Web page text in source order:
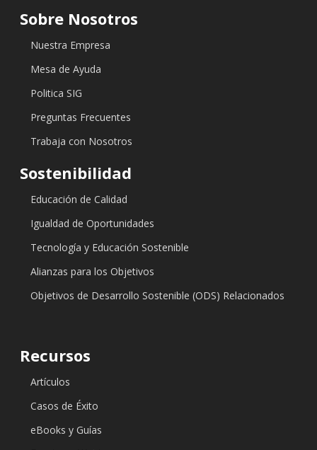
Sobre Nosotros
Nuestra Empresa
Mesa de Ayuda
Politica SIG
Preguntas Frecuentes
Trabaja con Nosotros
Sostenibilidad
Educación de Calidad
Igualdad de Oportunidades
Tecnología y Educación Sostenible
Alianzas para los Objetivos
Objetivos de Desarrollo Sostenible (ODS) Relacionados
Recursos
Artículos
Casos de Éxito
eBooks y Guías